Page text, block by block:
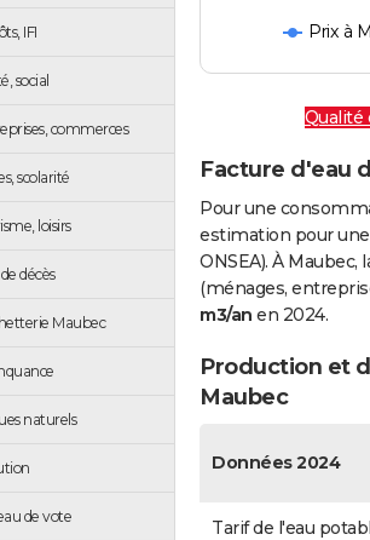
IFI
social
commerces
scolarité
loisirs
décès
Maubec
naturels
de vote
Prix à
Qualité
Facture d'eau
Pour une
estimation pour une
ONSEA). À
(ménages,
m3/an en 2024.
Production et
Maubec
Données 2024
Tarif de l'eau